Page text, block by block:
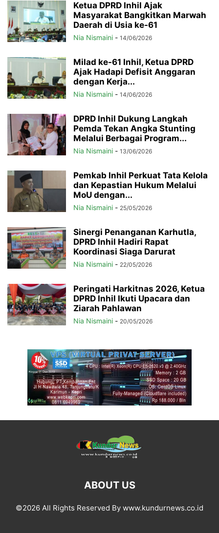
Ketua DPRD Inhil Ajak
Masyarakat Bangkitkan Marwah
Daerah di Usia ke-61
Nia Nismaini - 14/06/2026
Milad ke-61 Inhil, Ketua DPRD
Ajak Hadapi Defisit Anggaran
dengan Kerja...
Nia Nismaini - 14/06/2026
DPRD Inhil Dukung Langkah
Pemda Tekan Angka Stunting
Melalui Berbagai Program...
Nia Nismaini - 13/06/2026
Pemkab Inhil Perkuat Tata Kelola
dan Kepastian Hukum Melalui
MoU dengan...
Nia Nismaini - 25/05/2026
Sinergi Penanganan Karhutla,
DPRD Inhil Hadiri Rapat
Koordinasi Siaga Darurat
Nia Nismaini - 22/05/2026
Peringati Harkitnas 2026, Ketua
DPRD Inhil Ikuti Upacara dan
Ziarah Pahlawan
Nia Nismaini - 20/05/2026
ABOUT US
©2026 All Rights Reserved By www.kundurnews.co.id